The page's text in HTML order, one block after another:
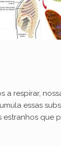
respirar,
essas